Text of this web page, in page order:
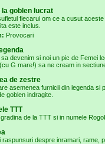
la goblen lucrat
fiecarui om ce a cusut
este inclus.
Provocari
sa devenim si noi un pic de Femei
G mare!) sa ne cream in
de zestre
asemenea furnicii din legenda
goblen indragite.
TTT
de la TTT si in numele
raspunsuri despre inramari, rame,